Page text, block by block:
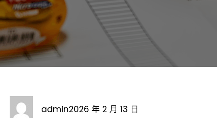
admin2026 年 2 月 13 日